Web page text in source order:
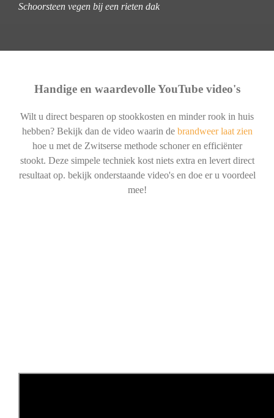
Schoorsteen vegen bij een rieten dak
Handige en waardevolle YouTube video's
Wilt u direct besparen op stookkosten en minder rook in huis
hebben? Bekijk dan de video waarin de brandweer laat zien
hoe u met de Zwitserse methode schoner en efficiënter
stookt. Deze simpele techniek kost niets extra en levert direct
resultaat op. bekijk onderstaande video's en doe er u voordeel
mee!